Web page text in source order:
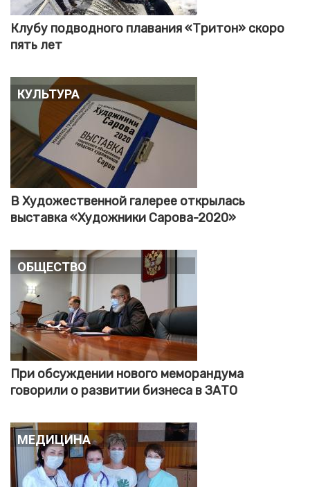
Клубу подводного плавания «Тритон» скоро
пять лет
Культура
В Художественной галерее открылась
выставка «Художники Сарова-2020»
Общество
При обсуждении нового меморандума
говорили о развитии бизнеса в ЗАТО
Медицина